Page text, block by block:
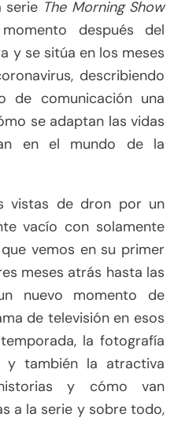
serie The Morning Show
después del
y se sitúa en los meses
describiendo
de comunicación una
se adaptan las vidas
en el mundo de la
vistas de dron por un
vacío con solamente
vemos en su primer
meses atrás hasta las
nuevo momento de
de televisión en esos
la fotografía
y también la atractiva
y cómo van
a la serie y sobre todo,